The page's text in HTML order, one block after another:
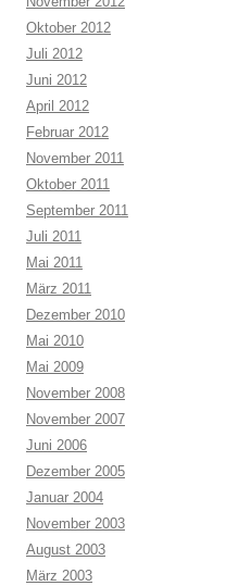
Oktober 2012
Juli 2012
Juni 2012
April 2012
Februar 2012
November 2011
Oktober 2011
September 2011
Juli 2011
Mai 2011
März 2011
Dezember 2010
Mai 2010
Mai 2009
November 2008
November 2007
Juni 2006
Dezember 2005
Januar 2004
November 2003
August 2003
März 2003